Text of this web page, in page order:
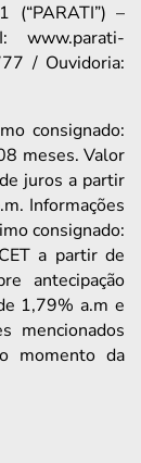
(“PARATI”) –
www.parati-
/ Ouvidoria:
consignado:
meses. Valor
juros a partir
Informações
consignado:
a partir de
antecipação
1,79% a.m e
mencionados
momento da